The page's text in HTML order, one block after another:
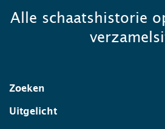
Alle schaatshistorie
Zoeken
Uitgelicht